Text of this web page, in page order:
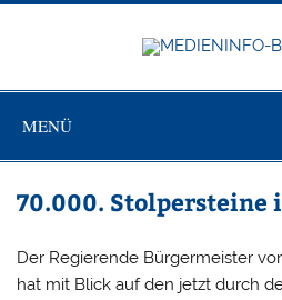
Zum
MENÜ
70.000. Stolpersteine
Der Regierende Bürgermeister
hat mit Blick auf den jetzt durch